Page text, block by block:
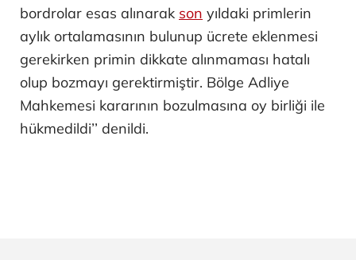
bordrolar esas alınarak son yıldaki primlerin
aylık ortalamasının bulunup ücrete eklenmesi
gerekirken primin dikkate alınmaması hatalı
olup bozmayı gerektirmiştir. Bölge Adliye
Mahkemesi kararının bozulmasına oy birliği ile
hükmedildi’’ denildi.